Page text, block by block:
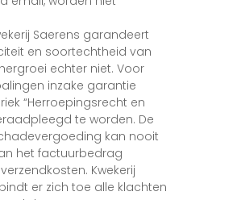
Saerens garandeert
en soortechtheid van
echter niet. Voor
inzake garantie
“Herroepingsrecht en
te worden. De
kan nooit
het factuurbedrag
Kwekerij
er zich toe alle klachten